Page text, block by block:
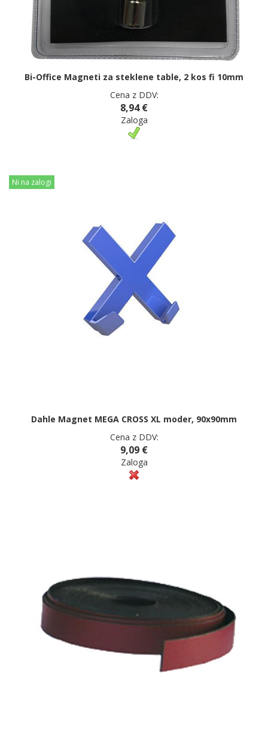
Bi-Office Magneti za steklene table, 2 kos fi 10mm
Cena z DDV:
8,94 €
Zaloga
Ni na zalogi
Dahle Magnet MEGA CROSS XL moder, 90x90mm
Cena z DDV:
9,09 €
Zaloga